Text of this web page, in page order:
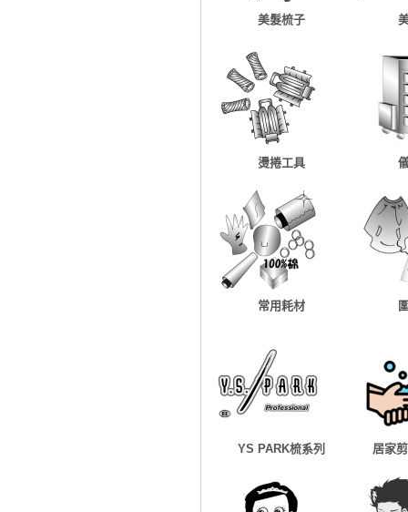
美髮梳子
燙捲工具
常用耗材
YS PARK梳系列 居家